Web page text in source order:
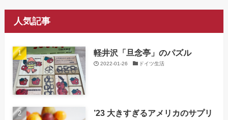
人気記事
軽井沢「旦念亭」のパズル
2022-01-26 ドイツ生活
’23 大きすぎるアメリカのサプリ